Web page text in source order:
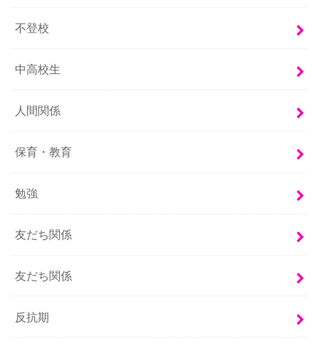
不登校
中高校生
人間関係
保育・教育
勉強
友だち関係
友だち関係
反抗期